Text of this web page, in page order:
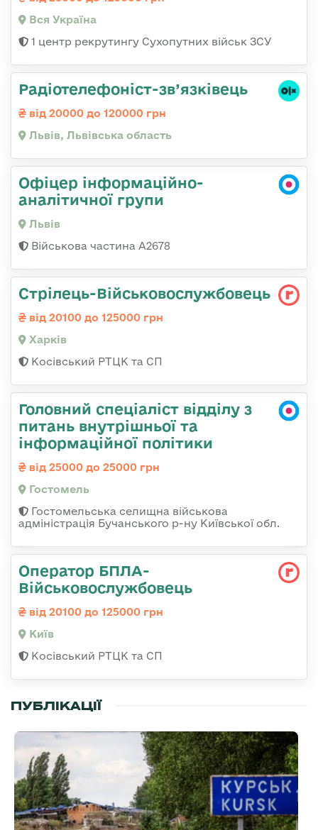
Вся Україна
1 центр рекрутингу Сухопутних військ ЗСУ
Радіотелефоніст-зв’язківець
від 20000 до 120000 грн
Львів, Львівська область
Офіцер інформаційно-
аналітичної групи
Львів
Військова частина А2678
Стрілець-Військовослужбовець
від 20100 до 125000 грн
Харків
Косівський РТЦК та СП
Головний спеціаліст відділу з
питань внутрішньої та
інформаційної політики
від 25000 до 25000 грн
Гостомель
Гостомельська селищна військова
адміністрація Бучанського р-ну Київської обл.
Оператор БПЛА-
Військовослужбовець
від 20100 до 125000 грн
Київ
Косівський РТЦК та СП
ПУБЛІКАЦІЇ